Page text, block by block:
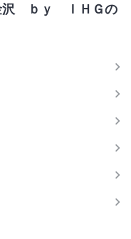
沢 ｂｙ ＩＨＧの